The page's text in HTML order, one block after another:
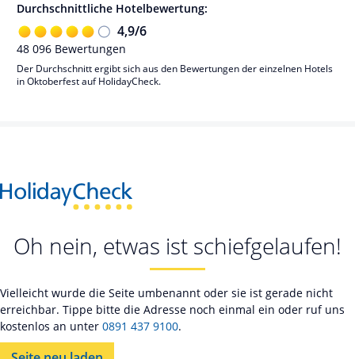
Durchschnittliche Hotelbewertung:
4,9/6
48 096 Bewertungen
Der Durchschnitt ergibt sich aus den Bewertungen der einzelnen Hotels
in Oktoberfest auf HolidayCheck.
Oh nein, etwas ist schiefgelaufen!
Vielleicht wurde die Seite umbenannt oder sie ist gerade nicht
erreichbar. Tippe bitte die Adresse noch einmal ein oder ruf uns
kostenlos an unter 0891 437 9100.